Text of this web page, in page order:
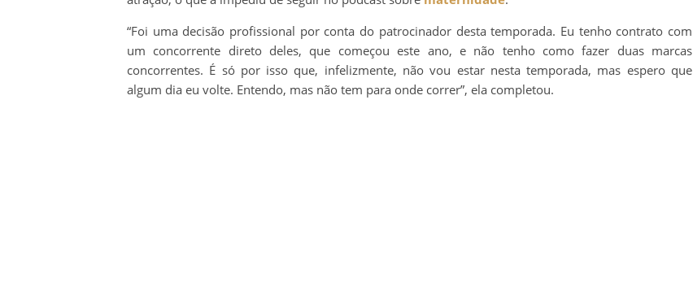
“Foi uma decisão profissional por conta do patrocinador desta temporada. Eu tenho contrato com
um concorrente direto deles, que começou este ano, e não tenho como fazer duas marcas
concorrentes. É só por isso que, infelizmente, não vou estar nesta temporada, mas espero que
algum dia eu volte. Entendo, mas não tem para onde correr”, ela completou.